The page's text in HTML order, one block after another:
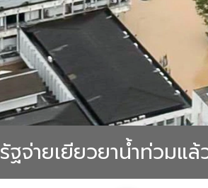
รัฐจ่ายเยียวยาน้ำท่วมแ